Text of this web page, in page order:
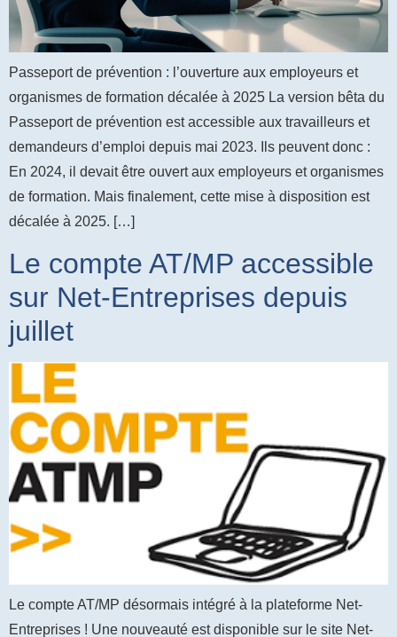
Passeport de prévention : l’ouverture aux employeurs et
organismes de formation décalée à 2025 La version bêta du
Passeport de prévention est accessible aux travailleurs et
demandeurs d’emploi depuis mai 2023. Ils peuvent donc :
En 2024, il devait être ouvert aux employeurs et organismes
de formation. Mais finalement, cette mise à disposition est
décalée à 2025. […]
Le compte AT/MP accessible
sur Net-Entreprises depuis
juillet
Le compte AT/MP désormais intégré à la plateforme Net-
Entreprises ! Une nouveauté est disponible sur le site Net-